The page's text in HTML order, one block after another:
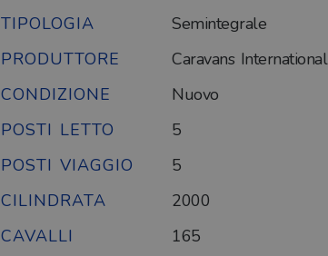
TIPOLOGIA
Semintegrale
PRODUTTORE
Caravans International
CONDIZIONE
Nuovo
POSTI LETTO
5
POSTI VIAGGIO
5
CILINDRATA
2000
CAVALLI
165